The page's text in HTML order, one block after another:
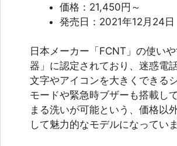
価格：21,450円～
発売日：2021年12月24日
日本メーカー「FCNT」の使い
器」に認定されており、迷惑電
文字やアイコンを大きくできる
モードや緊急時ブザーも搭載し
まる洗いが可能という、価格以
して魅力的なモデルになっていま